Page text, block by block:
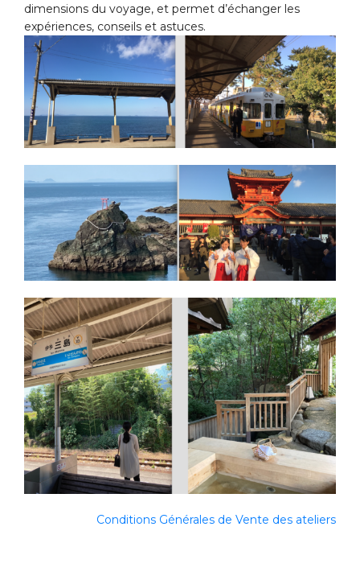
dimensions du voyage, et permet d’échanger les
expériences, conseils et astuces.
Conditions Générales de Vente des ateliers